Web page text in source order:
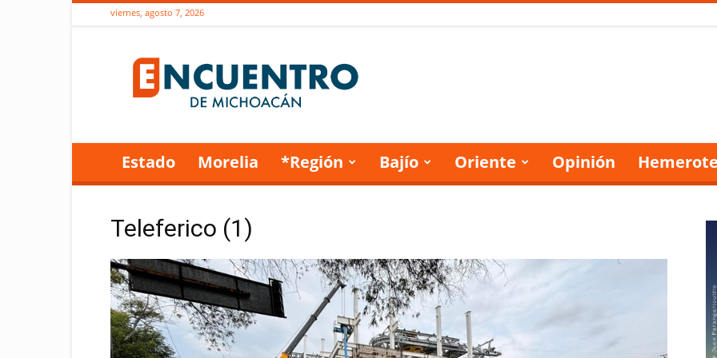
viernes, agosto 7, 2026
de
Michoacán
Estado Morelia *Región Bajío Oriente Opinión
Teleferico (1)